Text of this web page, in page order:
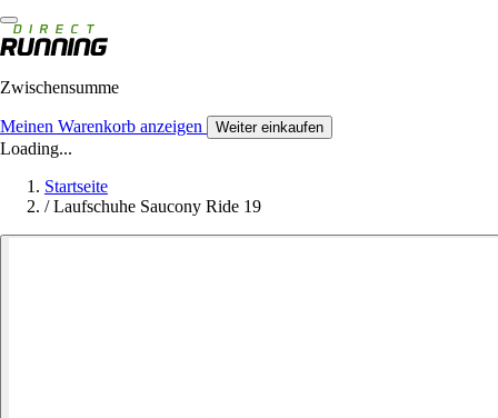
Zwischensumme
Meinen Warenkorb anzeigen Weiter einkaufen
Loading...
Startseite
/ Laufschuhe Saucony Ride 19